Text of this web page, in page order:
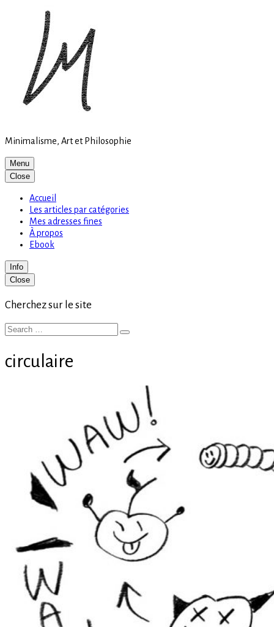
Minimalisme, Art et Philosophie
Menu
Close
Accueil
Les articles par catégories
Mes adresses fines
À propos
Ebook
Info
Primary
Sidebar
Close
Cherchez sur le site
Search
Search
circulaire